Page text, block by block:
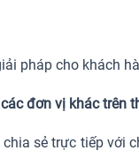
pháp cho khách
đơn vị khác trên
sẻ trực tiếp với